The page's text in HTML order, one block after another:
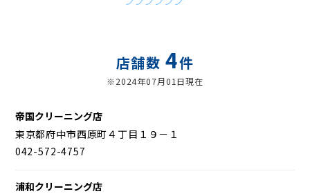
店舗数4件
※2024年07月01日現在
帝国クリーニング店
東京都府中市西原町４丁目１９－１
042-572-4757
浦和クリーニング店